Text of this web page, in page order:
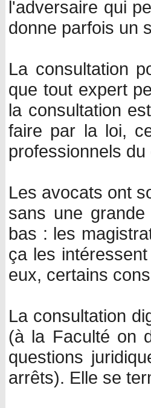
l'adversaire qui
donne parfois un
La consultation
que tout expert
la consultation
faire par la loi,
professionnels
Les avocats ont
sans une
bas : les
ça les
eux, certains
La consultation
(à la Faculté on
questions
arrêts). Elle se